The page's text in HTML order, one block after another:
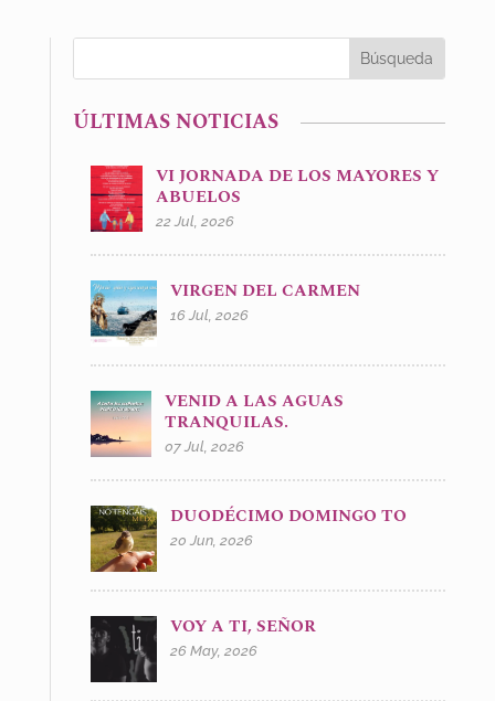
ÚLTIMAS NOTICIAS
VI JORNADA DE LOS MAYORES Y
ABUELOS
22 Jul, 2026
VIRGEN DEL CARMEN
16 Jul, 2026
VENID A LAS AGUAS
TRANQUILAS.
07 Jul, 2026
DUODÉCIMO DOMINGO TO
20 Jun, 2026
VOY A TI, SEÑOR
26 May, 2026